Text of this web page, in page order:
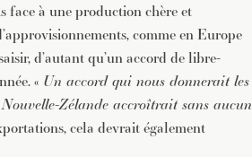
face à une production chère et
comme en Europe
d’autant qu’un accord de libre-
« Un accord qui nous donnerait les
Zélande accroîtrait sans aucun
cela devrait également